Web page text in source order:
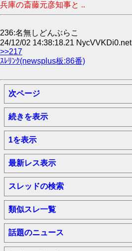
兵庫の斎藤元彦知事と ..
236:名無しどんぶらこ
24/12/02 14:38:18.21 NycVVKDi0.net
>>217
ｽﾚﾘﾝｸ(newsplus板:86番)
次ページ
続きを表示
1を表示
最新レス表示
スレッドの検索
類似スレ一覧
話題のニュース